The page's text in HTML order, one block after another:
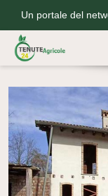
Un portale del